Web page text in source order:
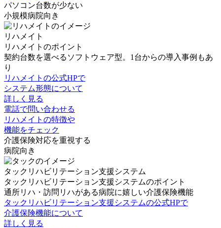
パソコン台数が少ない
小規模病院向き
リハメイト
リハメイトのポイント
契約台数を選べるソフトウェア型。1台からの導入事例もあ
り
リハメイトの公式HPで
システム形態について
詳しく見る
電話で問い合わせる
リハメイトの特徴や
機能をチェック
介護保険対応を重視する
病院向き
タックリハビリテーション支援システム
タックリハビリテーション支援システムのポイント
通所リハ・訪問リハがある病院に嬉しい介護保険機能
タックリハビリテーション支援システムの公式HPで
介護保険機能について
詳しく見る